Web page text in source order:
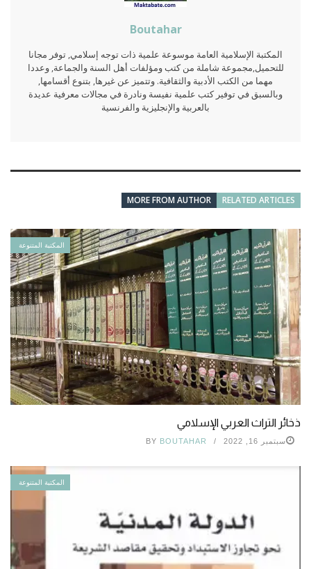
Boutahar
المكتبة الإسلامية العامة موسوعة علمية ذات توجه إسلامي, توفر مجانا
للتحميل,مجموعة شاملة من كتب ومؤلفات أهل السنة والجماعة, وعددا
مهما من الكتب الأدبية والثقافية. وتتميز عن غيرها, بتنوع أقسامها,
وبالسبق في توفير كتب علمية نفيسة ونادرة في مجالات معرفية عديدة
بالعربية والإنجليزية والفرنسية
RELATED ARTICLES
MORE FROM AUTHOR
المكتبة المتنوعة
ذخائر التراث العربي الإسلامي
سبتمبر 16, 2022 BY BOUTAHAR
المكتبة المتنوعة